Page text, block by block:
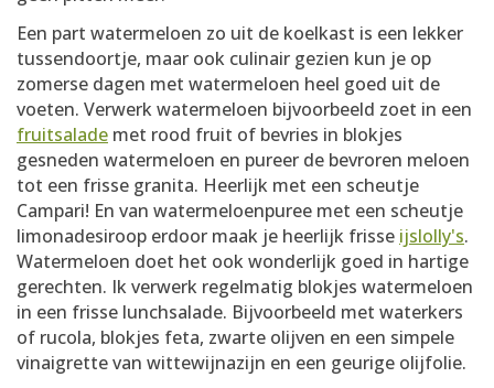
Een part watermeloen zo uit de koelkast is een lekker
tussendoortje, maar ook culinair gezien kun je op
zomerse dagen met watermeloen heel goed uit de
voeten. Verwerk watermeloen bijvoorbeeld zoet in een
fruitsalade met rood fruit of bevries in blokjes
gesneden watermeloen en pureer de bevroren meloen
tot een frisse granita. Heerlijk met een scheutje
Campari! En van watermeloenpuree met een scheutje
limonadesiroop erdoor maak je heerlijk frisse ijslolly's.
Watermeloen doet het ook wonderlijk goed in hartige
gerechten. Ik verwerk regelmatig blokjes watermeloen
in een frisse lunchsalade. Bijvoorbeeld met waterkers
of rucola, blokjes feta, zwarte olijven en een simpele
vinaigrette van wittewijnazijn en een geurige olijfolie.